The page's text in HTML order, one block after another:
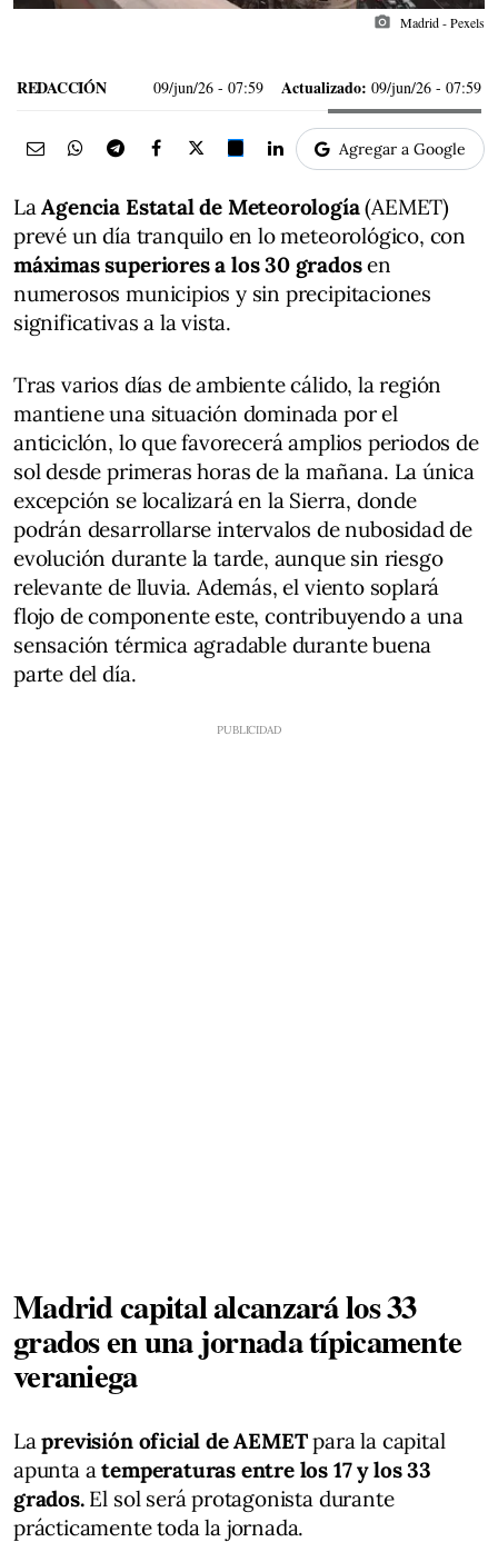
photo_camera Madrid - Pexels
REDACCIÓN 09/jun/26 - 07:59 Actualizado: 09/jun/26 - 07:59
Agregar a Google
LaAgencia Estatal de Meteorología(AEMET)
prevé un día tranquilo en lo meteorológico, con
máximas superiores a los 30 gradosen
numerosos municipios y sin precipitaciones
significativas a la vista.
Tras varios días de ambiente cálido, la región
mantiene una situación dominada por el
anticiclón, lo que favorecerá amplios periodos de
sol desde primeras horas de la mañana. La única
excepción se localizará en la Sierra, donde
podrán desarrollarse intervalos de nubosidad de
evolución durante la tarde, aunque sin riesgo
relevante de lluvia. Además, el viento soplará
flojo de componente este, contribuyendo a una
sensación térmica agradable durante buena
parte del día.
Madrid capital alcanzará los 33
grados en una jornada típicamente
veraniega
Laprevisión oficial de AEMETpara la capital
apunta a temperaturas entre los 17 y los 33
grados.El sol será protagonista durante
prácticamente toda la jornada.